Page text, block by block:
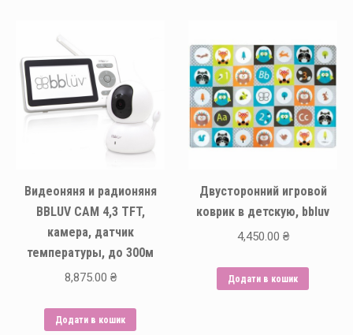
Видеоняня и радионяня
BBLUV CAM 4,3 TFT,
камера, датчик
температуры, до 300м
8,875.00 ₴
Додати в кошик
Двусторонний игровой
коврик в детскую, bbluv
4,450.00 ₴
Додати в кошик